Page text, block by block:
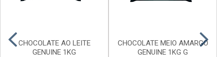
CHOCOLATE AO LEITE
GENUINE 1KG
CHOCOLATE MEIO AMARGO
GENUINE 1KG G